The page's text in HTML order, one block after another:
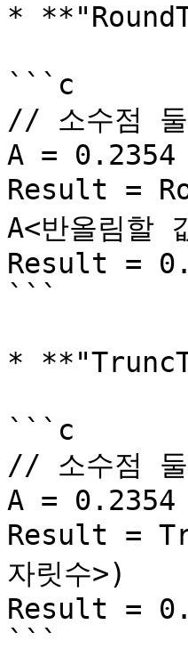
*
```c
// 소수점 둘
A = 0.2354
Result =
A<반올림할
Result =
```
*
```c
// 소수점 둘
A = 0.2354
Result =
자릿수>)
Result =